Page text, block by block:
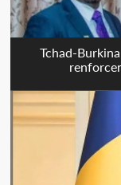
Tchad-